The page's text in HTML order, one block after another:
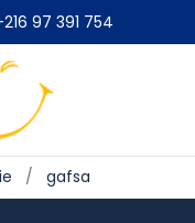
97 391 754
gafsa